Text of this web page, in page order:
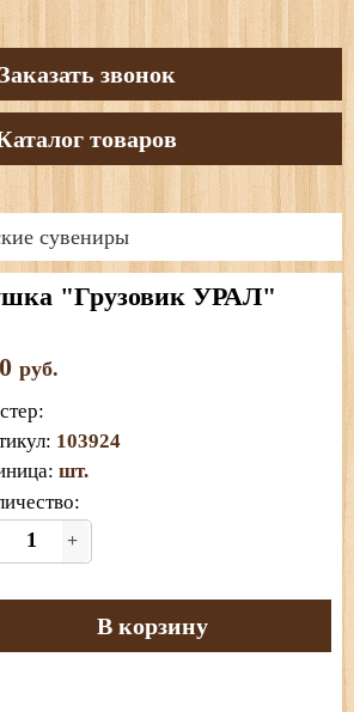
Заказать звонок
товаров
сувениры
"Грузовик УРАЛ"
руб.
:
: 103924
: шт.
+
В корзину